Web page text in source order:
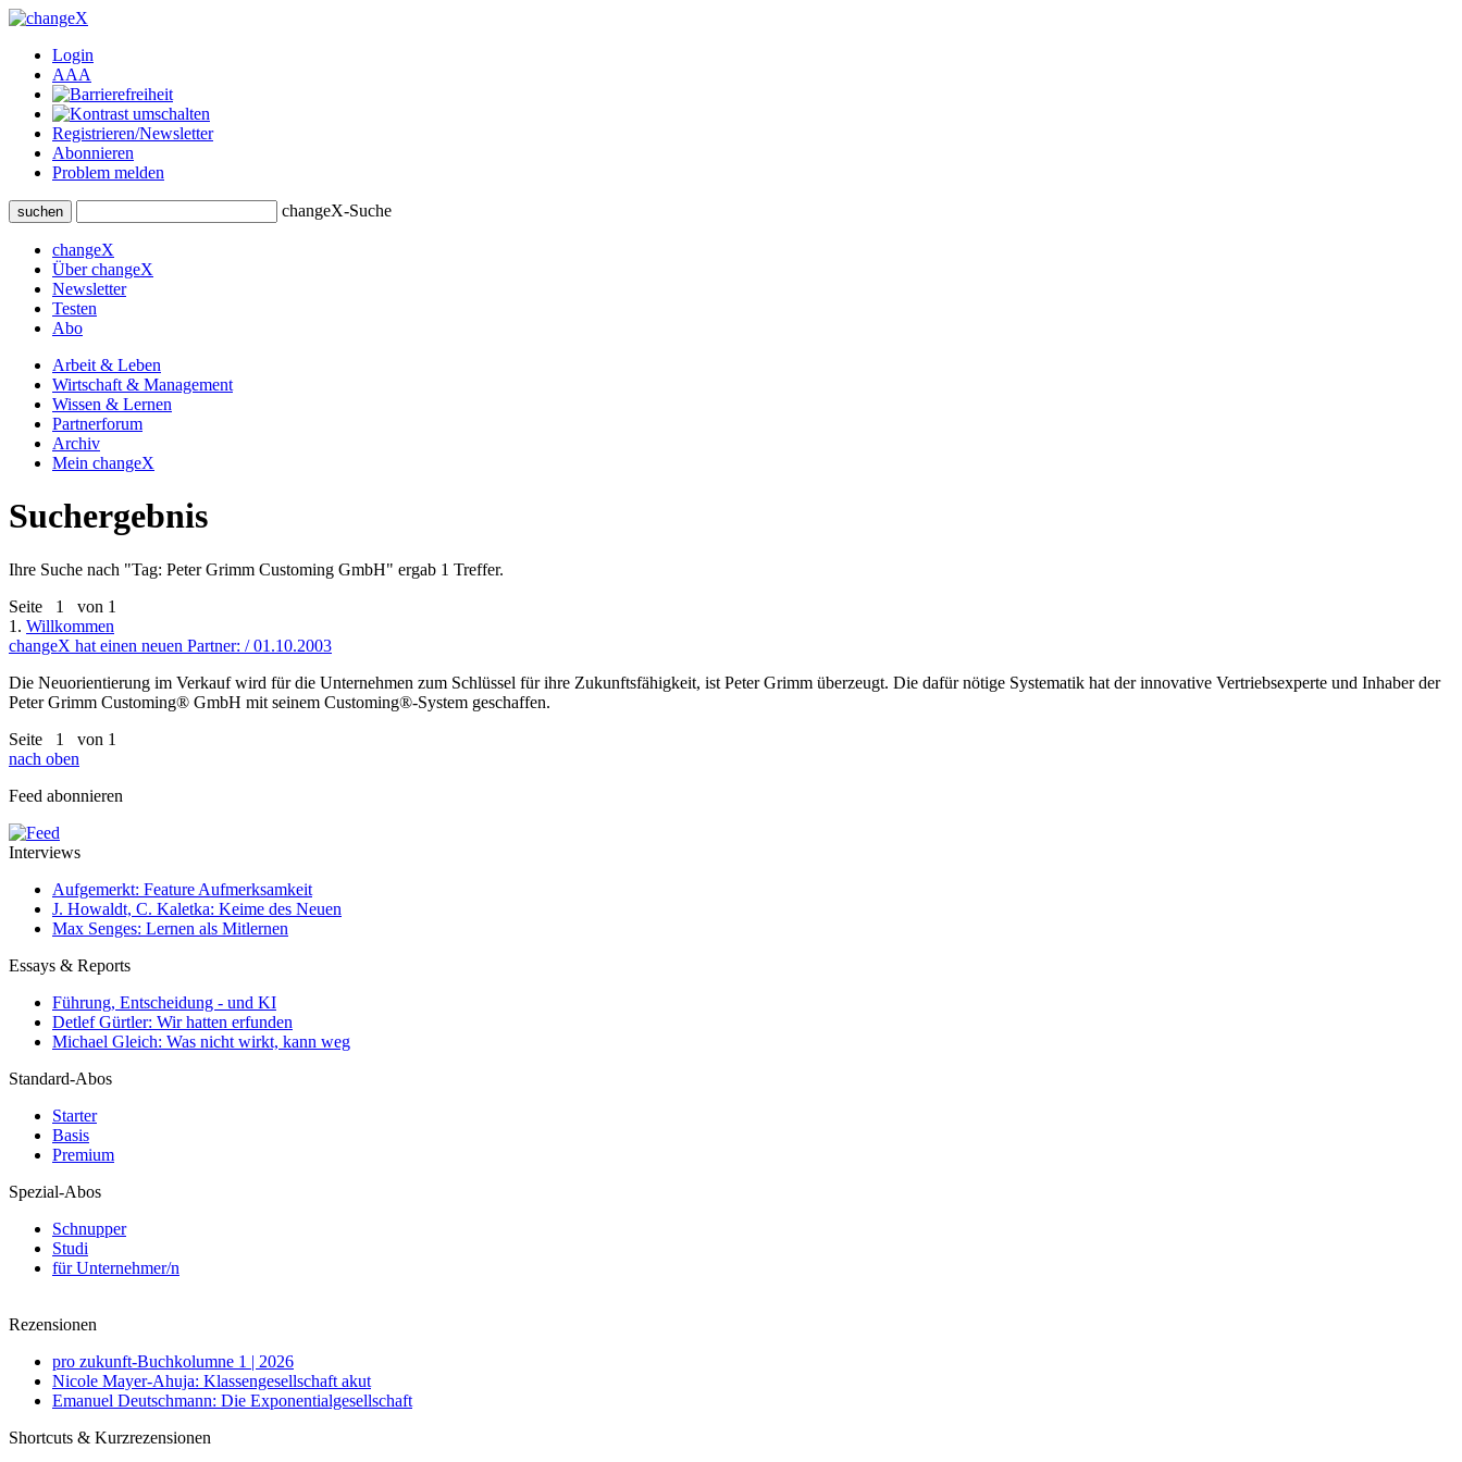
Login
AAA
Registrieren/Newsletter
Abonnieren
Problem melden
suchen changeX-Suche
changeX
Über changeX
Newsletter
Testen
Abo
Arbeit & Leben
Wirtschaft & Management
Wissen & Lernen
Partnerforum
Archiv
Mein changeX
Suchergebnis
Ihre Suche nach "Tag: Peter Grimm Customing GmbH" ergab 1 Treffer.
Seite 1
von 1
1. Willkommen
changeX hat einen neuen Partner: / 01.10.2003
Die Neuorientierung im Verkauf wird für die Unternehmen zum Schlüssel für ihre Zukunftsfähigkeit, ist Peter Grimm überzeugt. Die dafür nötige Systematik hat der innovative Vertriebsexperte und Inhaber der
Peter Grimm Customing® GmbH mit seinem Customing®-System geschaffen.
Seite 1
von 1
nach oben
Feed abonnieren
Interviews
Aufgemerkt: Feature Aufmerksamkeit
J. Howaldt, C. Kaletka: Keime des Neuen
Max Senges: Lernen als Mitlernen
Essays & Reports
Führung, Entscheidung - und KI
Detlef Gürtler: Wir hatten erfunden
Michael Gleich: Was nicht wirkt, kann weg
Standard-Abos
Starter
Basis
Premium
Spezial-Abos
Schnupper
Studi
für Unternehmer/n
Rezensionen
pro zukunft-Buchkolumne 1 | 2026
Nicole Mayer-Ahuja: Klassengesellschaft akut
Emanuel Deutschmann: Die Exponentialgesellschaft
Shortcuts & Kurzrezensionen